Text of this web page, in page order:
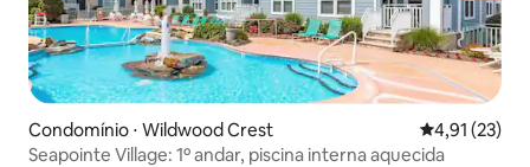
Condomínio ⋅ Wildwood Crest 4,91 de uma
4,91 (23)
Seapointe Village: 1º andar, piscina interna aquecida